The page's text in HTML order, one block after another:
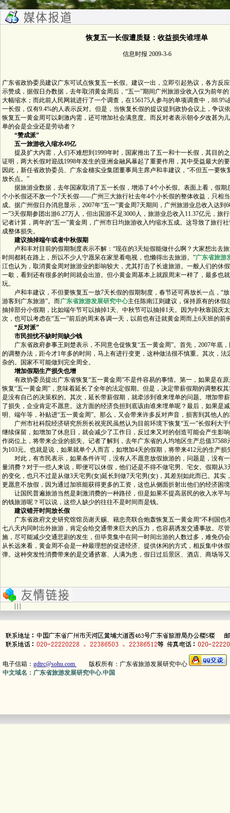
恢复五一长假遭质疑：收益损失谁埋单
信息时报 2009-3-6
广东省政协委员建议广东可试点恢复五一长假。建议一出，立即引起热议，各方反
示赞成，据假日办数据，去年取消黄金周后，“五一”期间广州旅游业收入仅为前年
大幅缩水；而此前人民网就进行了一个调查，在156175人参与的单项调查中，
一长假，仅有9.4%的人表示反对。但是，当恢复长假的提议提到政协会议上，争议
恢复五一黄金周可以刺激内需，还可增加社会满意度。而反对者表示朝令夕改甚为
单的会是企业还是劳动者？
“赞成派”
五一旅游收入缩水49亿
提及扩大内需，人们不难想到1999年时，国家推出了五一和十一长假，其目的
证明，两大长假对迎战1998年发生的亚洲金融风暴起了重要作用，其中受益最大的
因此，新任省政协委员、广东金穗实业集团董事局主席卢和丰建议，“不但五一要恢
放长点。”
据旅游业数据，去年国家取消了五一长假，增添了4个小长假。表面上看，假期
个小长假还不敌一个7天长假——广州三大旅行社去年4个小长假的整体收益，只相
成。据广州假日办消息显示，2007年“五一”黄金周7天期间，广州旅游业总收入达到
一”3天假期参团出游6.27万人，但出国游不足3000人，旅游业总收入11.37亿元，旅
记者计算，两年的“五一”黄金周，广州市日均旅游收入约缩水五成。这导致了旅行
成整体损失。
建议抽掉端午或者中秋假期
卢和丰对目前的假期制度表示不解：“现在的3天短假能做什么啊？大家想出去
时间都耗在路上，所以不少人宁愿呆在家里看电视，也懒得出去旅游。”广东省旅游
江也认为，取消黄金周对旅游业的影响较大，尤其打击了长途旅游。一般人们的休
一歇，看到还有很多的时间就会出游。但小黄金周基本上就跟周末一样了，最多也
玩。
卢和丰建议，不但要恢复五一放7天长假的假期制度，春节还可再放长一点，“
游客到广东旅游”。而广东省旅游发展研究中心主任陈南江则建议，保持原有的休假
抽掉部分小假期，比如端午节可以抽掉1天、中秋节可以抽掉1天。因为中秋靠国庆
次，也可以考虑在“五一”前后的周末各调一天，以前也有迁就黄金周而上6天班的前
“反对派”
市民担忧不缺时间缺少钱
广东省政府参事王则楚表示，不同意仓促恢复“五一黄金周”。首先，2007年底
的调整办法，距今才1年多的时间，马上有进行变更，这种做法很不慎重。其次，法
杂的。国家不可能做到完全周全。
增加假期生产损失也增
有政协委员提出广东省恢复“五一黄金周”不是件容易的事情。第一，如果是在原
恢复“五一黄金周”，意味着延长了全年的法定假期。但是，决定带薪假期的调整权
是没有自己的决策权的。其次，延长带薪假期，就牵涉到谁来埋单的问题。增加带
了损失，企业肯定不愿意。这方面的经济负担到底该由谁来埋单呢？最后，如果是
明、端午等，补贴进“五一黄金周”。那么，又会带来许多反对声音，损害到其他人
广州市社科院经济研究所所长祝宪民虽然认为目前环境下恢复“五一”长假利大于
继续保留，如增加了休息日，就会减少了工作日，反过来又对的创造可能会产生影
作岗位上，将带来企业的损失。记者了解到，去年广东省的人均地区生产总值37588
为103元。也就是说，如果就单个人而言，如增加4天的假期，将带来412元的生产损
对此，有市民表示，如果条件许可，没有人不愿意放假旅游的，问题是，没有
量消费？对于一些人来说，即便可以休假，他们还是不得不做宅男、宅女。假期从3
的变化，也只不过是从做3天宅男(女)延长到做7天宅男(女)，其差别如此而已。其实
更愿意不放假，因为通过加班能获得更多的工资，这也从侧面折射出他们的经济困
让国民普遍旅游当然是刺激消费的一种路径，但是如果不提高居民的收入水平
的钱旅游呢？可以说，这些人缺少的往往不是时间而是钱。
建议错开时间放长假
广东省政府文史研究馆馆员谢天赐、籍忠亮联合炮轰恢复五一黄金周“不利国也
七八天内同时出外旅游，肯定会给交通带来巨大的压力，也容易诱发交通事故。尽
施，尽可能减少交通悲剧的发生，但毕竟集中在同一时间出游的人数过多，难免仍
从长远来看，黄金周不会是一种最理想的促进经济、提供休闲的方式，相反集中休
弹。这种突发性消费带来的是交通挤塞、人满为患，假日过后景区、酒店、商场等
电子信箱： gdtrc@sohu.com 版权所有：广东省旅游发展研究中心
中文域名：广东省旅游发展研究中心.中国